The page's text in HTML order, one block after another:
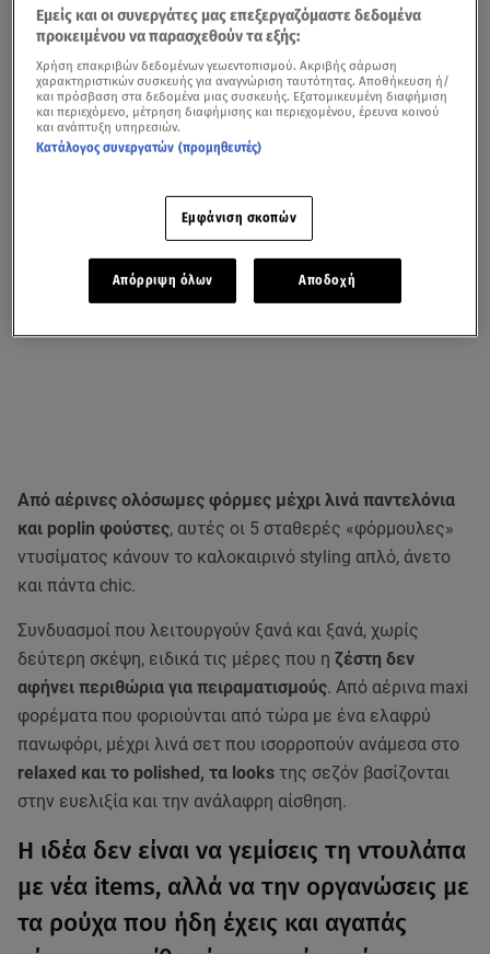
Από αέρινες ολόσωμες φόρμες μέχρι λινά παντελόνια
και poplin φούστες, αυτές οι 5 σταθερές «φόρμουλες»
ντυσίματος κάνουν το καλοκαιρινό styling απλό, άνετο
και πάντα chic.
Συνδυασμοί που λειτουργούν ξανά και ξανά, χωρίς
δεύτερη σκέψη, ειδικά τις μέρες που η ζέστη δεν
αφήνει περιθώρια για πειραματισμούς. Από αέρινα maxi
φορέματα που φοριούνται από τώρα με ένα ελαφρύ
πανωφόρι, μέχρι λινά σετ που ισορροπούν ανάμεσα στο
relaxed και το polished, τα looks της σεζόν βασίζονται
στην ευελιξία και την ανάλαφρη αίσθηση.
Η ιδέα δεν είναι να γεμίσεις τη ντουλάπα
με νέα items, αλλά να την οργανώσεις με
τα ρούχα που ήδη έχεις και αγαπάς
Εμείς και οι συνεργάτες μας επεξεργαζόμαστε δεδομένα
προκειμένου να παρασχεθούν τα εξής:
Χρήση επακριβών δεδομένων γεωεντοπισμού. Ακριβής σάρωση
χαρακτηριστικών συσκευής για αναγνώριση ταυτότητας. Αποθήκευση ή/
και πρόσβαση στα δεδομένα μιας συσκευής. Εξατομικευμένη διαφήμιση
και περιεχόμενο, μέτρηση διαφήμισης και περιεχομένου, έρευνα κοινού
και ανάπτυξη υπηρεσιών.
Κατάλογος συνεργατών (προμηθευτές)
Εμφάνιση σκοπών
Απόρριψη όλων Αποδοχή